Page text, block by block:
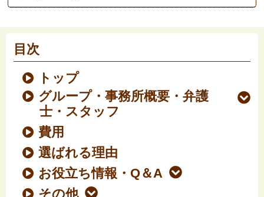
目次
トップ
グループ・事務所概要・弁護
士・スタッフ
費用
選ばれる理由
お役立ち情報・Q＆A
その他